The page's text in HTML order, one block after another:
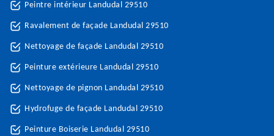
Peintre intérieur Landudal 29510
Ravalement de façade Landudal 29510
Nettoyage de façade Landudal 29510
Peinture extérieure Landudal 29510
Nettoyage de pignon Landudal 29510
Hydrofuge de façade Landudal 29510
Peinture Boiserie Landudal 29510